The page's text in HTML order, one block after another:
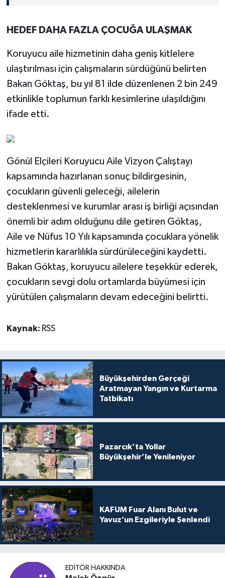
HEDEF DAHA FAZLA ÇOCUĞA ULAŞMAK
Koruyucu aile hizmetinin daha geniş kitlelere
ulaştırılması için çalışmaların sürdüğünü belirten
Bakan Göktaş, bu yıl 81 ilde düzenlenen 2 bin 249
etkinlikle toplumun farklı kesimlerine ulaşıldığını
ifade etti.
Gönül Elçileri Koruyucu Aile Vizyon Çalıştayı
kapsamında hazırlanan sonuç bildirgesinin,
çocukların güvenli geleceği, ailelerin
desteklenmesi ve kurumlar arası iş birliği açısından
önemli bir adım olduğunu dile getiren Göktaş,
Aile ve Nüfus 10 Yılı kapsamında çocuklara yönelik
hizmetlerin kararlılıkla sürdürüleceğini kaydetti.
Bakan Göktaş, koruyucu ailelere teşekkür ederek,
çocukların sevgi dolu ortamlarda büyümesi için
yürütülen çalışmaların devam edeceğini belirtti.
Kaynak: RSS
Büyükşehirden Gerçeği
Aratmayan Yangın ve Kurtarma
Tatbikatı
Pazarcık’ta Yollar
Büyükşehir’le Yenileniyor
KAFUM Fuar Alanı Bulut ve
Yavuz’un Ezgileriyle Şenlendi
EDITÖR HAKKINDA